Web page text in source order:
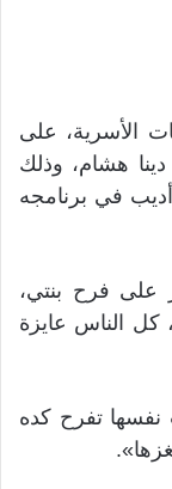
الأسرية، على
دينا هشام، وذلك
في برنامجه
فرح بنتي،
الناس عايزة
نفسها تفرح كده